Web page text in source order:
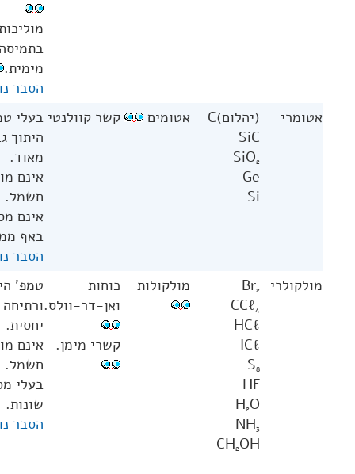
מימית.
הסבר
אטומרי
(יהלום)C
SiC
SiO2
Ge
Si
אטומים קשר קוולנטי בעלי
היתוך
מאוד.
אינם
חשמל.
אינם
באף
הסבר
מולקולרי
Br2
CCℓ4
HCℓ
ICℓ
S8
HF
H2O
NH3
CH2OH
מולקולות
כוחות
ואן-דר-וולס.
קשרי מימן.
טמפ'
יחסית.
אינם
חשמל.
בעלי
שונות.
הסבר